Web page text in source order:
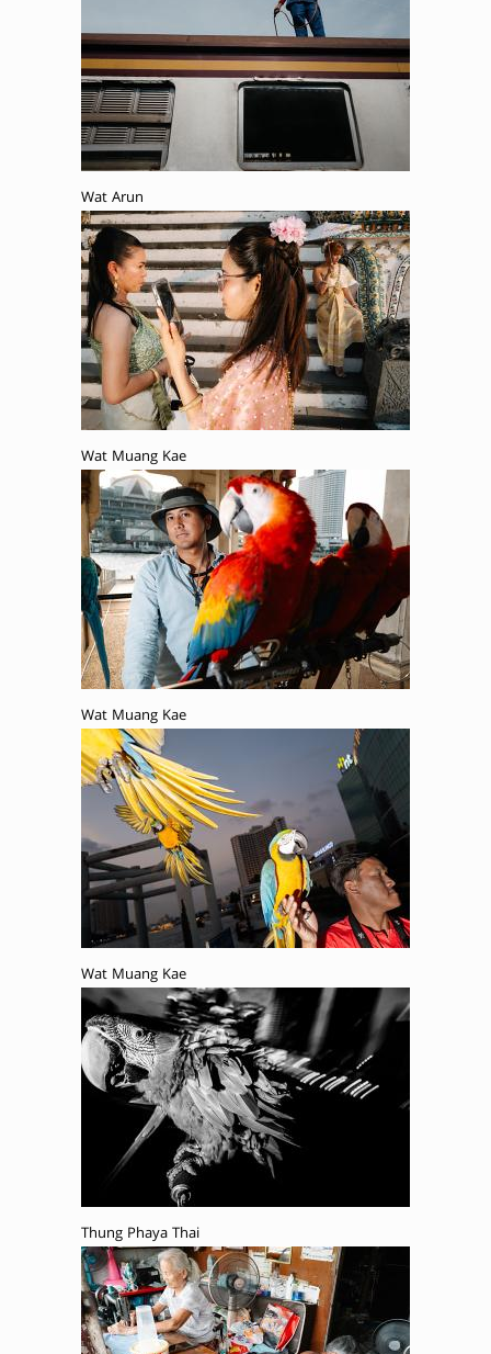
Wat Arun
Wat Muang Kae
Wat Muang Kae
Wat Muang Kae
Thung Phaya Thai